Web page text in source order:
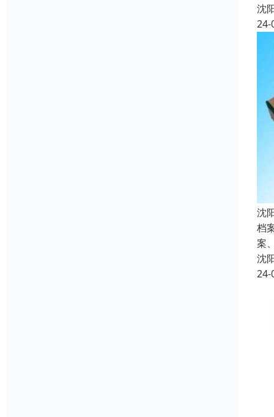
沈
24-
沈
档
案
沈
24-